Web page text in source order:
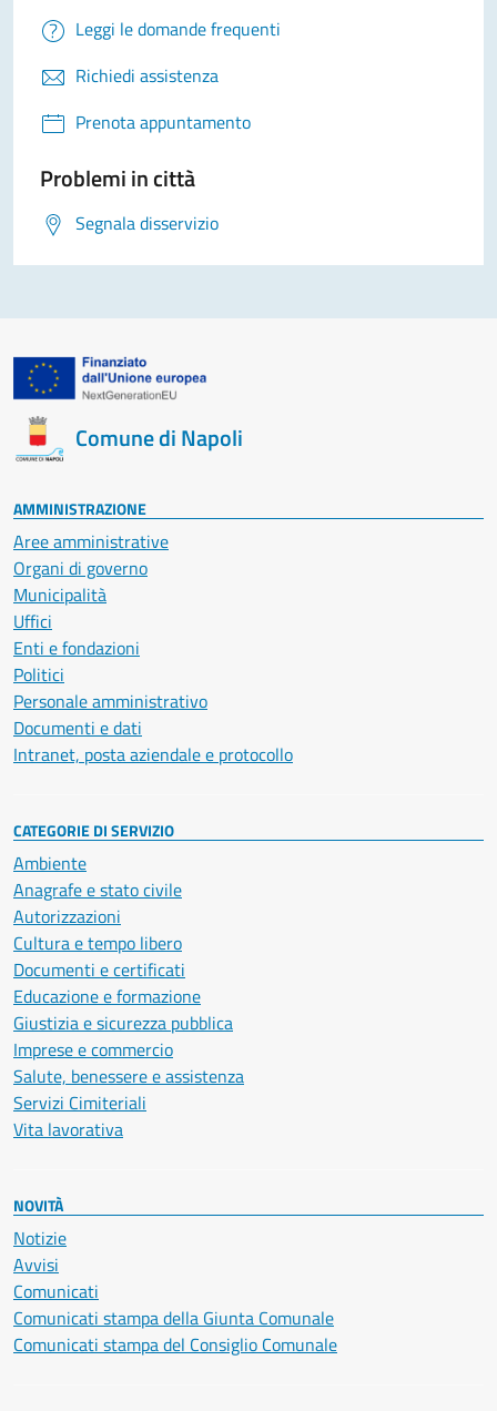
Leggi le domande frequenti
Richiedi assistenza
Prenota appuntamento
Problemi in città
Segnala disservizio
Comune di Napoli
AMMINISTRAZIONE
Aree amministrative
Organi di governo
Municipalità
Uffici
Enti e fondazioni
Politici
Personale amministrativo
Documenti e dati
Intranet, posta aziendale e protocollo
CATEGORIE DI SERVIZIO
Ambiente
Anagrafe e stato civile
Autorizzazioni
Cultura e tempo libero
Documenti e certificati
Educazione e formazione
Giustizia e sicurezza pubblica
Imprese e commercio
Salute, benessere e assistenza
Servizi Cimiteriali
Vita lavorativa
NOVITÀ
Notizie
Avvisi
Comunicati
Comunicati stampa della Giunta Comunale
Comunicati stampa del Consiglio Comunale